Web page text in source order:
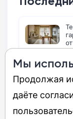
Мы
Продолжая
даёте